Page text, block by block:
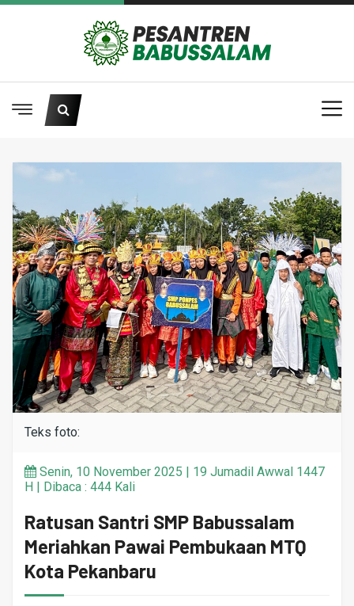
Teks foto:
Senin, 10 November 2025 | 19 Jumadil Awwal 1447
H | Dibaca : 444 Kali
Ratusan Santri SMP Babussalam
Meriahkan Pawai Pembukaan MTQ
Kota Pekanbaru